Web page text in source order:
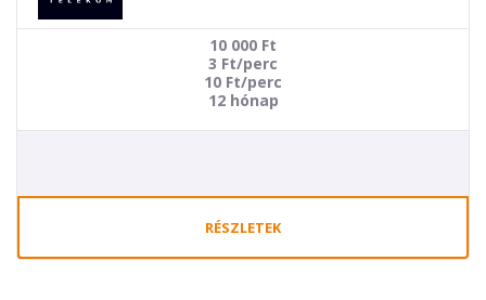
10 000 Ft
3 Ft/perc
10 Ft/perc
12 hónap
RÉSZLETEK